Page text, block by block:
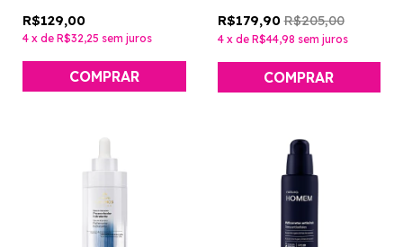
R$129,00
4 x de R$32,25 sem juros
R$179,90 R$205,00
4 x de R$44,98 sem juros